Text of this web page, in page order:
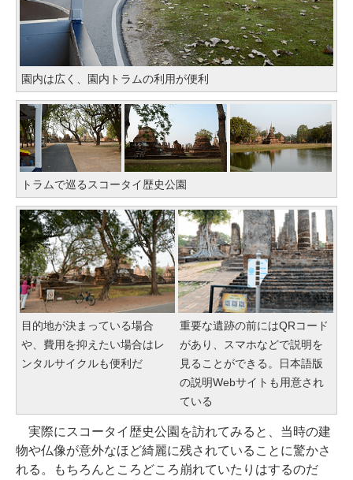
園内は広く、園内トラムの利用が便利
トラムで巡るスコータイ歴史公園
目的地が決まっている場合
や、費用を抑えたい場合はレ
ンタルサイクルも便利だ
重要な遺跡の前にはQRコード
があり、スマホなどで説明を
見ることができる。日本語版
の説明Webサイトも用意され
ている
実際にスコータイ歴史公園を訪れてみると、当時の建
物や仏像が意外なほど綺麗に残されていることに驚かさ
れる。もちろんところどころ崩れていたりはするのだ